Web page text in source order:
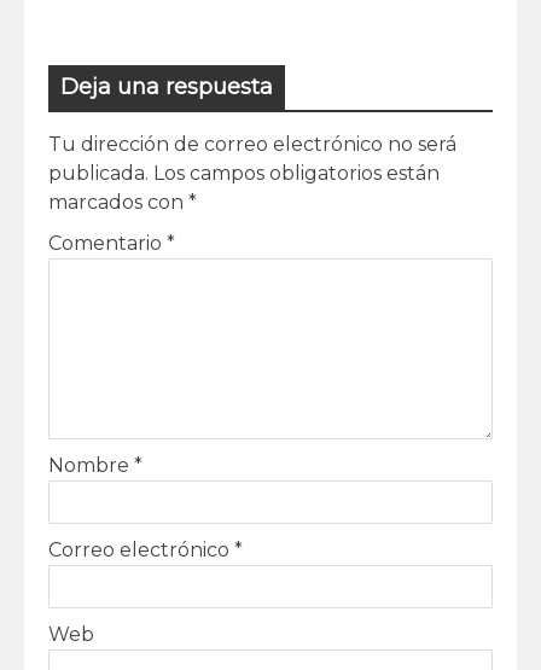
Deja una respuesta
Tu dirección de correo electrónico no será
publicada. Los campos obligatorios están
marcados con *
Comentario *
Nombre *
Correo electrónico *
Web